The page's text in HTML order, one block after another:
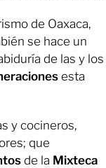
de Oaxaca,
se hace un
de las y los
esta
y cocineros,
que
de la Mixteca